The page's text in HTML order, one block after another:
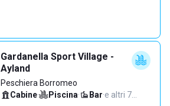
Gardanella Sport Village -
Ayland
Peschiera Borromeo
Cabine· Piscina· Bar·e altri 7…